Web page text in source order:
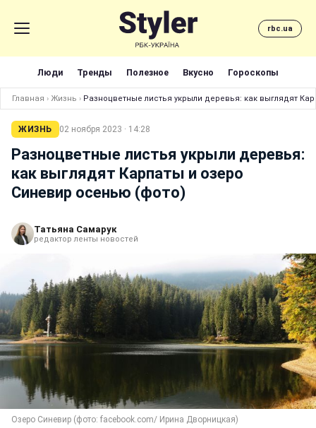
rbc.ua
Люди Тренды Полезное Вкусно Гороскопы
Главная › Жизнь › Разноцветные листья укрыли деревья: как выглядят
ЖИЗНЬ 02 ноября 2023 · 14:28
Разноцветные листья укрыли деревья:
как выглядят Карпаты и озеро
Синевир осенью (фото)
Татьяна Самарук
редактор ленты новостей
Озеро Синевир (фото: facebook.com/ Ирина Дворницкая)